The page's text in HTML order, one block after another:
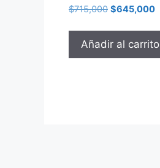
$715,000 $645,000
Añadir al carrito